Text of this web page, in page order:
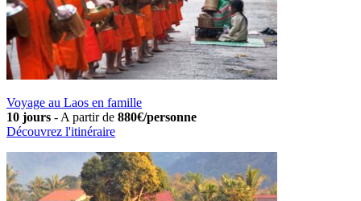
Voyage au Laos en famille
10 jours - A partir de 880€/personne
Découvrez l'itinéraire